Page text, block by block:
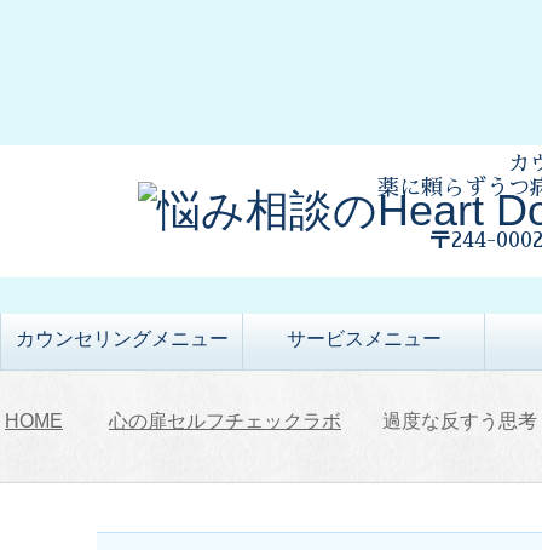
カ
薬に頼らずうつ
〒244-
カウンセリングメニュー サービスメニュー
HOME 心の扉セルフチェックラボ 過度な反すう思